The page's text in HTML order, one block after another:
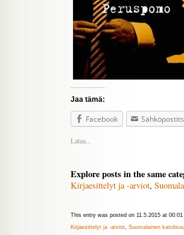
Jaa tämä:
Facebook
Lataa...
Explore posts in the same
Kirjaesittelyt ja -arviot,
This entry was posted on 11.5.2015 at
Kirjaesittelyt ja -arviot Suomalainen